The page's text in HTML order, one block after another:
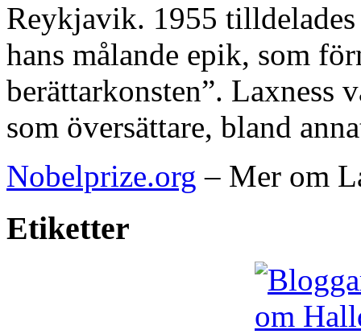
Reykjavik. 1955
hans målande epik, som
berättarkonsten”. Laxness
som översättare, bland
Nobelprize.org – Mer om
Etiketter